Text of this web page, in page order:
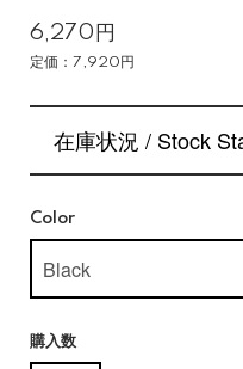
6,270円
定価：7,920円
在庫状況 / Stock
Color
購入数